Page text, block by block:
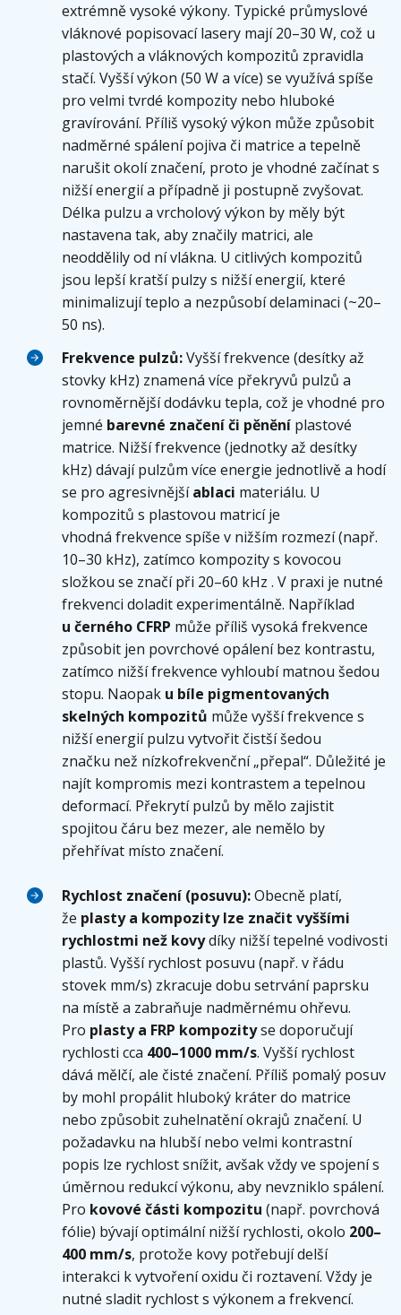
extrémně vysoké výkony. Typické průmyslové
vláknové popisovací lasery mají 20–30 W, což u
plastových a vláknových kompozitů zpravidla
stačí. Vyšší výkon (50 W a více) se využívá spíše
pro velmi tvrdé kompozity nebo hluboké
gravírování. Příliš vysoký výkon může způsobit
nadměrné spálení pojiva či matrice a tepelně
narušit okolí značení, proto je vhodné začínat s
nižší energií a případně ji postupně zvyšovat.
Délka pulzu a vrcholový výkon by měly být
nastavena tak, aby značily matrici, ale
neoddělily od ní vlákna. U citlivých kompozitů
jsou lepší kratší pulzy s nižší energií, které
minimalizují teplo a nezpůsobí delaminaci (~20–
50 ns).
Frekvence pulzů:Vyšší frekvence (desítky až
stovky kHz) znamená více překryvů pulzů a
rovnoměrnější dodávku tepla, což je vhodné pro
jemné barevné značení či pěnění plastové
matrice. Nižší frekvence (jednotky až desítky
kHz) dávají pulzům více energie jednotlivě a hodí
se pro agresivnějšíablaci materiálu. U
kompozitů s plastovou matricí je
vhodná frekvence spíše v nižším rozmezí (např.
10–30 kHz), zatímco kompozity s kovocou
složkou se značí při 20–60 kHz . V praxi je nutné
frekvenci doladit experimentálně. Například
u černého CFRP může příliš vysoká frekvence
způsobit jen povrchové opálení bez kontrastu,
zatímco nižší frekvence vyhloubí matnou šedou
stopu. Naopak u bíle pigmentovaných
skelných kompozitů může vyšší frekvence s
nižší energií pulzu vytvořit čistší šedou
značku než nízkofrekvenční „přepal“. Důležité je
najít kompromis mezi kontrastem a tepelnou
deformací. Překrytí pulzů by mělo zajistit
spojitou čáru bez mezer, ale nemělo by
přehřívat místo značení.
Rychlost značení (posuvu):Obecně platí,
že plasty a kompozity lze značit vyššími
rychlostmi než kovydíky nižší tepelné vodivosti
plastů. Vyšší rychlost posuvu (např. v řádu
stovek mm/s) zkracuje dobu setrvání paprsku
na místě a zabraňuje nadměrnému ohřevu.
Pro plasty a FRP kompozityse doporučují
rychlosti cca 400–1000 mm/s. Vyšší rychlost
dává mělčí, ale čisté značení. Příliš pomalý posuv
by mohl propálit hluboký kráter do matrice
nebo způsobit zuhelnatění okrajů značení. U
požadavku na hlubší nebo velmi kontrastní
popis lze rychlost snížit, avšak vždy ve spojení s
úměrnou redukcí výkonu, aby nevzniklo spálení.
Pro kovové části kompozitu (např. povrchová
fólie) bývají optimální nižší rychlosti, okolo 200–
400 mm/s, protože kovy potřebují delší
interakci k vytvoření oxidu či roztavení. Vždy je
nutné sladit rychlost s výkonem a frekvencí.